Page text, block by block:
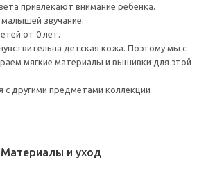
привлекают внимание ребенка.
звучание.
от 0 лет.
детская кожа. Поэтому мы с
мягкие материалы и вышивки для этой
с другими предметами коллекции
Материалы и уход